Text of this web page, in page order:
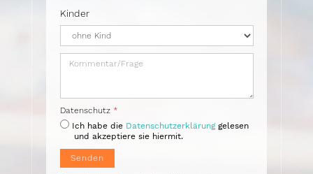
Kinder
Kommentar/Frage
Datenschutz *
Ich habe die Datenschutzerklärunggelesen
und akzeptiere sie hiermit.